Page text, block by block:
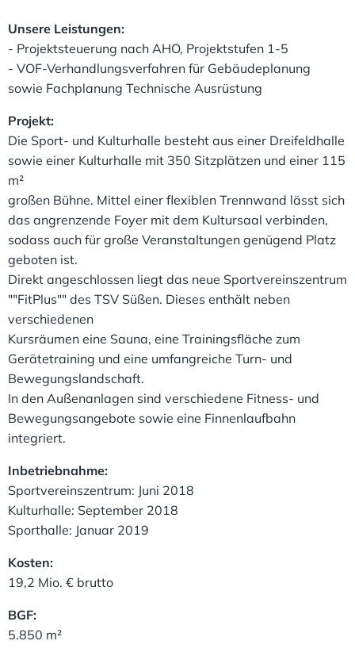
Unsere Leistungen:
- Projektsteuerung nach AHO, Projektstufen 1-5
- VOF-Verhandlungsverfahren für Gebäudeplanung
sowie Fachplanung Technische Ausrüstung
Projekt:
Die Sport- und Kulturhalle besteht aus einer Dreifeldhalle
sowie einer Kulturhalle mit 350 Sitzplätzen und einer 115
m²
großen Bühne. Mittel einer flexiblen Trennwand lässt sich
das angrenzende Foyer mit dem Kultursaal verbinden,
sodass auch für große Veranstaltungen genügend Platz
geboten ist.
Direkt angeschlossen liegt das neue Sportvereinszentrum
""FitPlus"" des TSV Süßen. Dieses enthält neben
verschiedenen
Kursräumen eine Sauna, eine Trainingsfläche zum
Gerätetraining und eine umfangreiche Turn- und
Bewegungslandschaft.
In den Außenanlagen sind verschiedene Fitness- und
Bewegungsangebote sowie eine Finnenlaufbahn
integriert.
Inbetriebnahme:
Sportvereinszentrum: Juni 2018
Kulturhalle: September 2018
Sporthalle: Januar 2019
Kosten:
19,2 Mio. € brutto
BGF:
5.850 m²